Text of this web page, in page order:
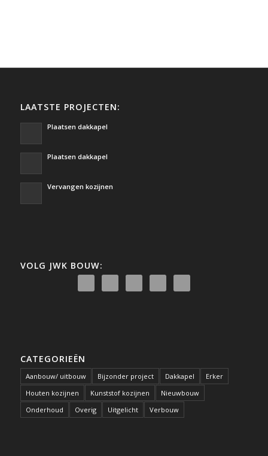
LAATSTE PROJECTEN:
Plaatsen dakkapel
Plaatsen dakkapel
Vervangen kozijnen
VOLG JWK BOUW:
CATEGORIEËN
Aanbouw/ uitbouw Bijzonder project Dakkapel
Erker
Houten kozijnen
Kunststof kozijnen
Nieuwbouw
Onderhoud
Overig Uitgelicht Verbouw